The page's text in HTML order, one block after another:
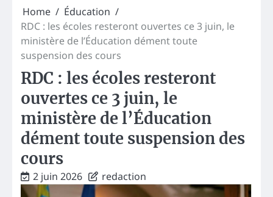
Home
Éducation
RDC : les écoles resteront ouvertes ce 3 juin, le
ministère de l’Éducation dément toute
suspension des cours
RDC : les écoles resteront
ouvertes ce 3 juin, le
ministère de l’Éducation
dément toute suspension des
cours
2 juin 2026 redaction